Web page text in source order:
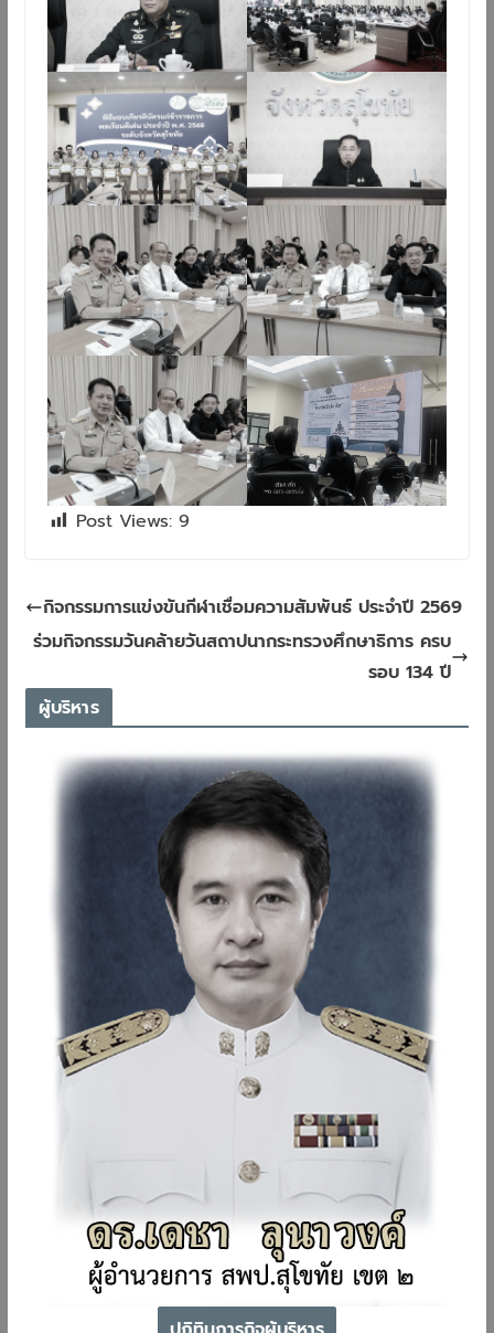
Post Views: 9
กิจกรรมการแข่งขันกีฬาเชื่อมความสัมพันธ์ ประจำปี 2569
ร่วมกิจกรรมวันคล้ายวันสถาปนากระทรวงศึกษาธิการ ครบ
รอบ 134 ปี
ผู้บริหาร